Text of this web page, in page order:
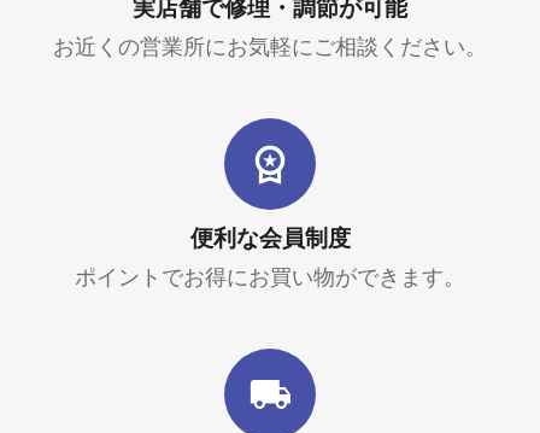
実店舗で修理・調節が可能
お近くの営業所にお気軽にご相談ください。
便利な会員制度
ポイントでお得にお買い物ができます。